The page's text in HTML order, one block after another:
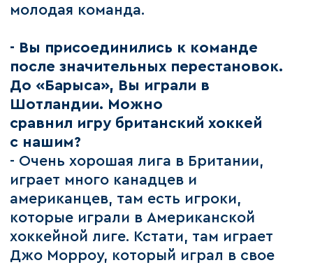
молодая команда.
- Вы присоединились к команде
после значительных перестановок.
До «Барыса», Вы играли в
Шотландии. Можно
сравнил игру британский хоккей
с нашим?
- Очень хорошая лига в Британии,
играет много канадцев и
американцев, там есть игроки,
которые играли в Американской
хоккейной лиге. Кстати, там играет
Джо Морроу, который играл в свое